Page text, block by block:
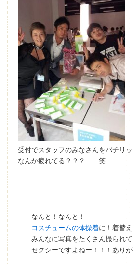
受付でスタッフのみなさんをパチリ
なんか疲れてる？？？ 笑
なんと！なんと！
コスチュームの体操着に！着替
みんなに写真をたくさん撮られて
セクシーですよねー！！！ありが